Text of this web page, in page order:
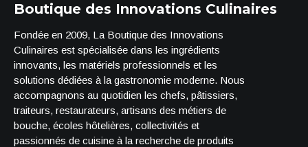
Boutique des Innovations Culinaires
Fondée en 2009, La Boutique des Innovations
Culinaires est spécialisée dans les ingrédients
innovants, les matériels professionnels et les
solutions dédiées à la gastronomie moderne. Nous
accompagnons au quotidien les chefs, pâtissiers,
traiteurs, restaurateurs, artisans des métiers de
bouche, écoles hôtelières, collectivités et
passionnés de cuisine à la recherche de produits